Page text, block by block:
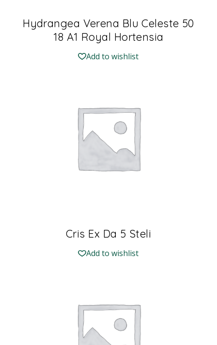
Hydrangea Verena Blu Celeste 50
18 A1 Royal Hortensia
Add to wishlist
Cris Ex Da 5 Steli
Add to wishlist